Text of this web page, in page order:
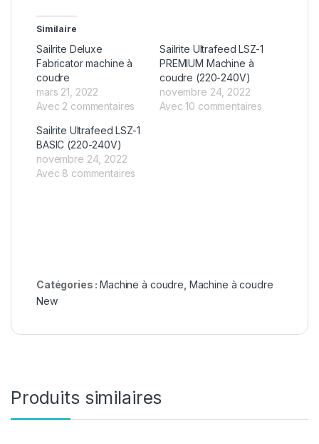
Similaire
Sailrite Deluxe
Fabricator machine à
coudre
mars 21, 2022
Avec 2 commentaires
Sailrite Ultrafeed LSZ-1
PREMIUM Machine à
coudre (220-240V)
novembre 24, 2022
Avec 10 commentaires
Sailrite Ultrafeed LSZ-1
BASIC (220-240V)
novembre 24, 2022
Avec 8 commentaires
Catégories :Machine à coudre Machine à coudre
New
Produits similaires